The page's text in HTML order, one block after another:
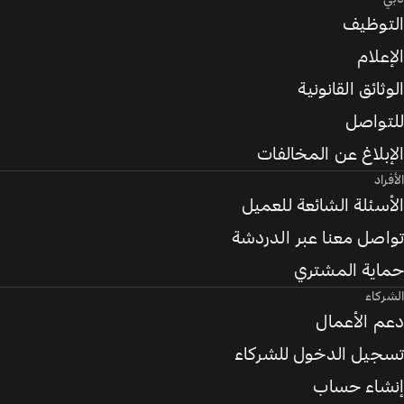
التوظيف
الإعلام
الوثائق القانونية
للتواصل
الإبلاغ عن المخالفات
الأفراد
الأسئلة الشائعة للعميل
تواصل معنا عبر الدردشة
حماية المشتري
الشركاء
دعم الأعمال
تسجيل الدخول للشركاء
إنشاء حساب